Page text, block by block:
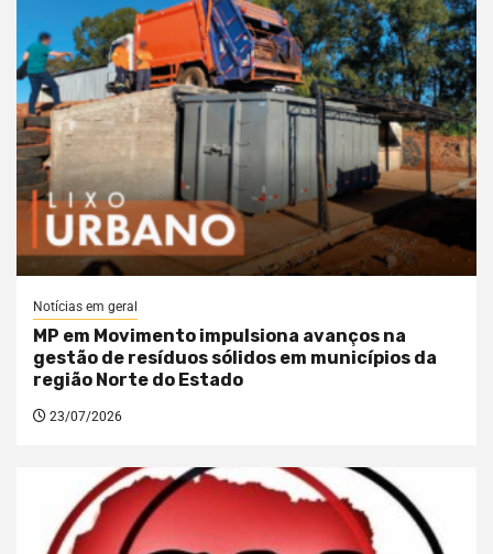
Notícias em geral
MP em Movimento impulsiona avanços na
gestão de resíduos sólidos em municípios da
região Norte do Estado
23/07/2026